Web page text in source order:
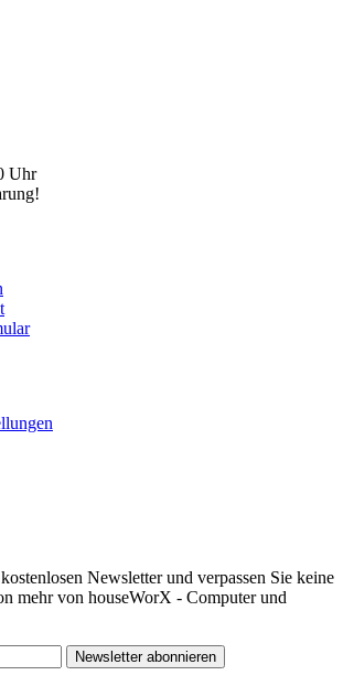
Uhr
Newsletter und verpassen Sie keine
mehr von houseWorX - Computer und
Newsletter abonnieren